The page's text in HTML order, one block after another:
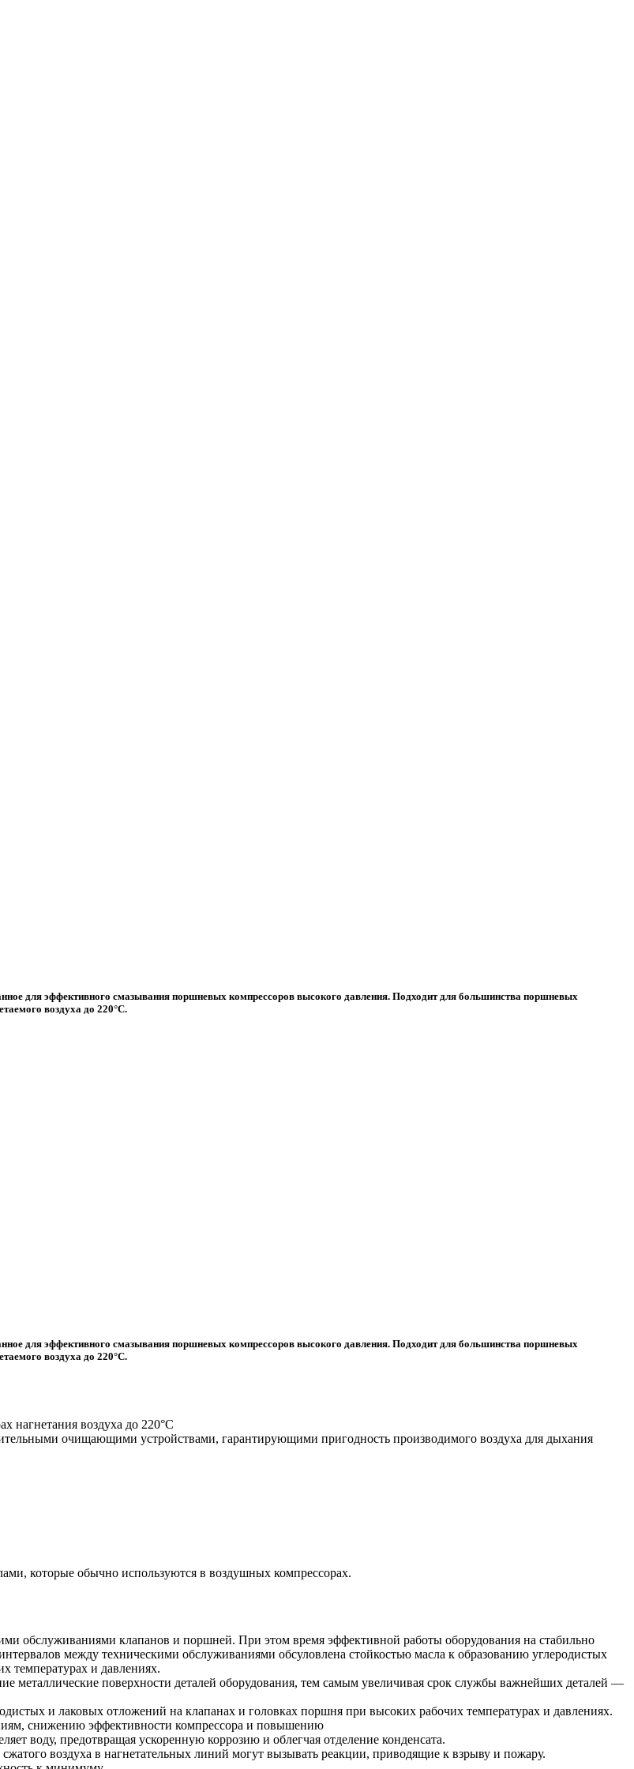
для эффективного смазывания поршневых компрессоров высокого давления. Подходит для большинства поршневых
воздуха до 220°C.
для эффективного смазывания поршневых компрессоров высокого давления. Подходит для большинства поршневых
воздуха до 220°C.
воздуха до 220°C
очищающими устройствами, гарантирующими пригодность производимого воздуха для дыхания
которые обычно используются в воздушных компрессорах.
обслуживаниями клапанов и поршней. При этом время эффективной работы оборудования на стабильно
между техническими обслуживаниями обсуловлена стойкостью масла к образованию углеродистых
температурах и давлениях.
металлические поверхности деталей оборудования, тем самым увеличивая срок службы важнейших деталей —
и лаковых отложений на клапанах и головках поршня при высоких рабочих температурах и давлениях.
снижению эффективности компрессора и повышению
воду, предотвращая ускоренную коррозию и облегчая отделение конденсата.
воздуха в нагнетательных линий могут вызывать реакции, приводящие к взрыву и пожару.